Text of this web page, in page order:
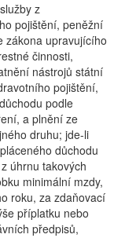
z
pojištění, peněžní
zákona upravujícího
činnosti,
nástrojů státní
pojištění,
podle
a plnění ze
druhu; jde-li
důchodu
úhrnu takových
minimální mzdy,
roku, za zdaňovací
příplatku nebo
předpisů,